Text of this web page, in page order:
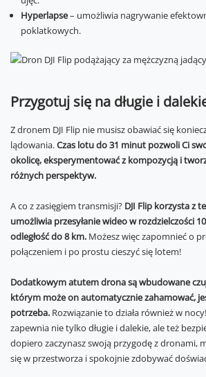
Hyperlapse– umożliwia nagrywanie
poklatkowych.
Przygotuj się na długie i
Z dronem DJI Flip nie musisz obawiać się
lądowania.Czas lotu do 31 minut pozwoli Ci
okolicę, eksperymentować z kompozycją i
różnych perspektyw.
A co z zasięgiem transmisji? DJI Flip korzysta z
umożliwia przesyłanie wideo w rozdzielczości
odległość do 8 km. Możesz więc zapomnieć o
połączeniem i po prostu cieszyć się lotem!
Dodatkowym atutem drona są wbudowane
którym może on automatycznie zahamować,
potrzeba. Rozwiązanie to działa również w
zapewnia nie tylko długie i dalekie, ale też
dopiero zaczynasz swoją przygodę z dronami,
się w przestworza i spokojnie zdobywać